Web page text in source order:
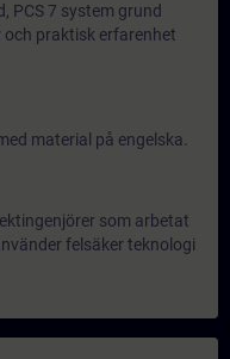
PCS 7 system grund
praktisk erfarenhet
material på engelska.
som arbetat
felsäker teknologi